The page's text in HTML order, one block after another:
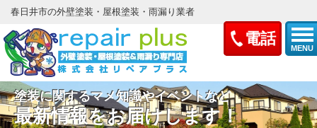
電話
MENU
春日井市の外壁塗装・屋根塗装・雨漏り業者
塗装に関するマメ知識やイベントなど
最新情報をお届けします！